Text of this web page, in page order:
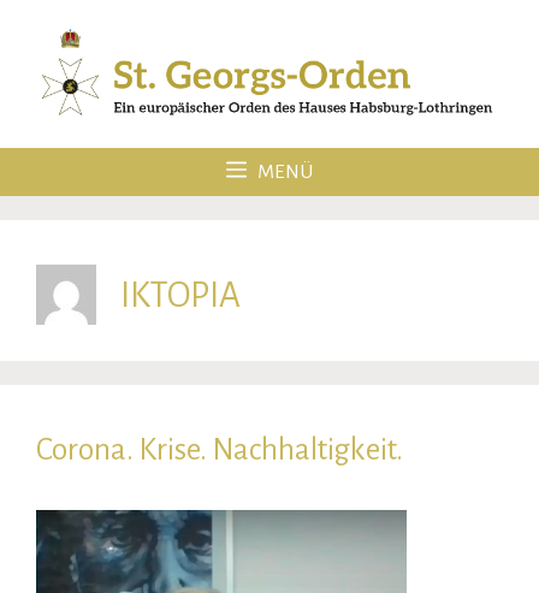
springen
MENÜ
IKTOPIA
Corona. Krise. Nachhaltigkeit.